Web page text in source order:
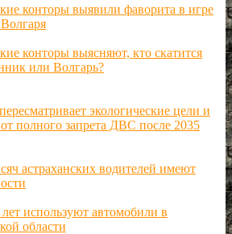
конторы выявили фаворита в игре
конторы выясняют, кто скатится
или Волгарь?
экологические цели и
полного запрета ДВС после 2035
астраханских водителей имеют
используют автомобили в
области